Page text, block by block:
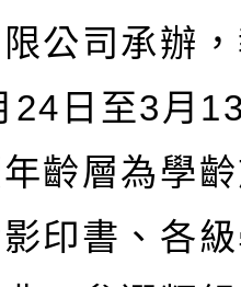
公司承辦
24 日至3月
齡層為學
印書、各